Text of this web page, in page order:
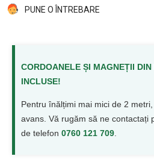
PUNE O ÎNTREBARE
CORDOANELE ȘI MAGNEȚII
INCLUSE!
Pentru înălțimi mai mici de 2
avans. Vă rugăm să ne contactați
de telefon 0760 121 709